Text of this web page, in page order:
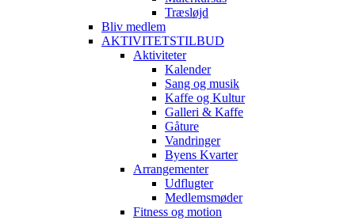
Træsløjd
Bliv medlem
AKTIVITETSTILBUD
Aktiviteter
Kalender
Sang og musik
Kaffe og Kultur
Galleri & Kaffe
Gåture
Vandringer
Byens Kvarter
Arrangementer
Udflugter
Medlemsmøder
Fitness og motion